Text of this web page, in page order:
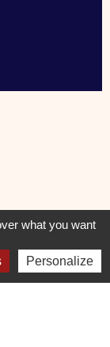
–Cookies
what you want
Personalize